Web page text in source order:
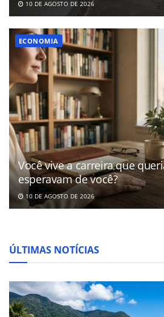
10 DE AGOSTO DE 2026
ECONOMIA
Você vive a carreira que
esperavam de você?
10 DE AGOSTO DE 2026
ÚLTIMAS NOTÍCIAS